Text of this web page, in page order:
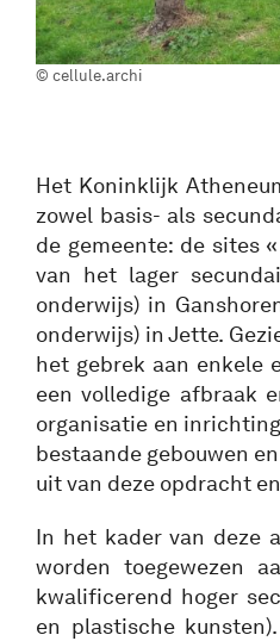
© cellule.archi
Het Koninklijk
zowel basis- als
de gemeente: de sites
van het lager
onderwijs) in
onderwijs) in Jette.
het gebrek aan enkele
een volledige afbraak
organisatie en
bestaande gebouwen
uit van deze opdracht
In het kader van deze
worden toegewezen
kwalificerend hoger
en plastische